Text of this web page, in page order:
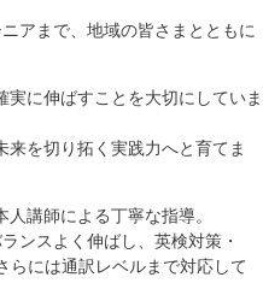
アまで、地域の皆さまとともに
に伸ばすことを大切にしていま
を切り拓く実践力へと育てま
講師による丁寧な指導。
ンスよく伸ばし、英検対策・
らには通訳レベルまで対応して